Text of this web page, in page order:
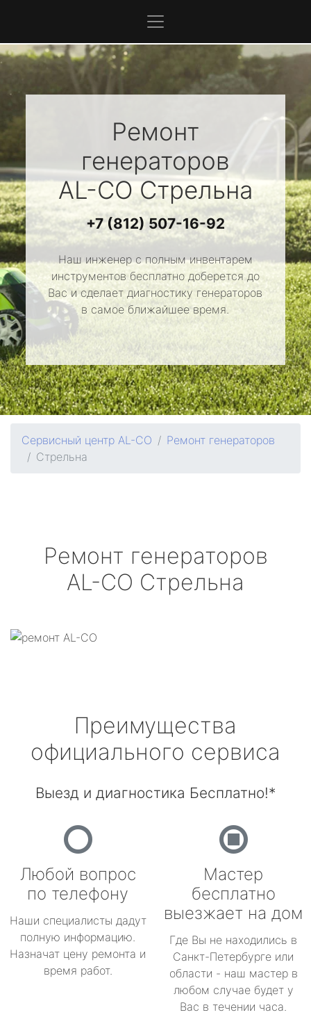
Ремонт
генераторов
AL-COСтрельна
+7 (812) 507-16-92
Наш инженер с полным инвентарем
инструментов бесплатно доберется до
Вас и сделает диагностику генераторов
в самое ближайшее время.
Сервисный центр AL-CO
Ремонт генераторов
Стрельна
Ремонт генераторов
AL-CO Стрельна
Преимущества
официального сервиса
Выезд и диагностика Бесплатно!*
Любой вопрос
по телефону
Наши специалисты дадут
полную информацию.
Назначат цену ремонта и
время работ.
Мастер
бесплатно
выезжает на дом
Где Вы не находились в
Санкт-Петербурге или
области - наш мастер в
любом случае будет у
Вас в течении часа.